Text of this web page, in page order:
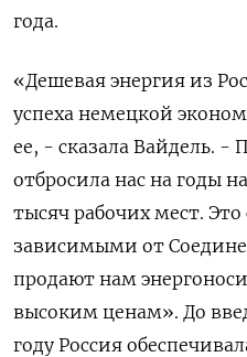
года.
«Дешевая энергия ​из
успеха немецкой
ее, - сказала Вайдель. -
⁠отбросила нас на годы
тысяч рабочих мест. Это
зависимыми ‌от
продают нам
высоким ценам». До
году Россия